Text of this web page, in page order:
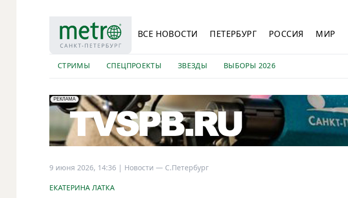
ВСЕ НОВОСТИ ПЕТЕРБУРГ РОССИЯ МИР
СТРИМЫ СПЕЦПРОЕКТЫ ЗВЕЗДЫ ВЫБОРЫ 2026
erid: LdtCK5Efv
РЕКЛАМА
АО "ГАТР", ИНН: 7841320717
9 июня 2026, 14:36 | Новости — С.Петербург
ЕКАТЕРИНА ЛАТКА